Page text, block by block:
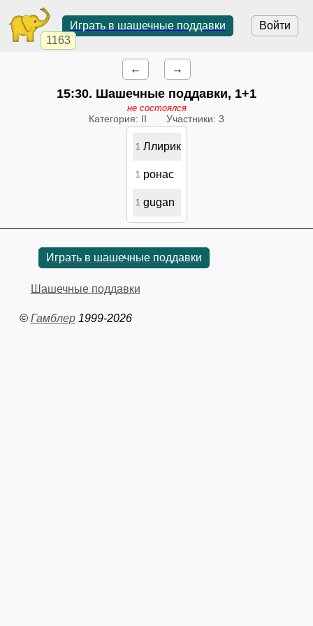
1163
Войти
Играть в шашечные поддавки
← →
15:30. Шашечные поддавки, 1+1
не состоялся
Категория: II Участники: 3
1 Ллирик
1 ронас
1 gugan
Играть в шашечные поддавки
Шашечные поддавки
© Гамблер1999-2026